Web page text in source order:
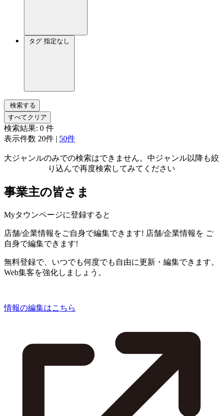
タグ 指定なし
検索する
すべてクリア
検索結果: 0 件
表示件数 20件 | 50件
大ジャンルのみでの検索はできません。中ジャンル以降も絞
り込んで再度検索してみてください
事業主の皆さま
Myタウンページに登録すると
店舗/企業情報をご自身で編集できます! 店舗/企業情報を ご
自身で編集できます!
無料登録で、いつでも何度でも自由に更新・編集できます。
Web集客を強化しましょう。
情報の編集はこちら